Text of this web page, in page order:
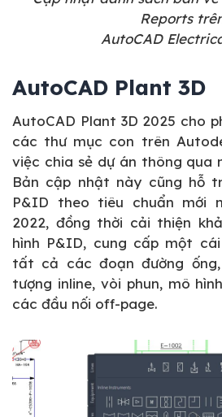
Reports
AutoCAD
AutoCAD Plant 3D
AutoCAD Plant 3D 2025 cho
các thư mục con trên
việc chia sẻ dự án thông qua
Bản cập nhật này cũng hỗ
P&ID theo tiêu chuẩn mới
2022, đồng thời cải thiện
hình P&ID, cung cấp một
tất cả các đoạn đường
tượng inline, vòi phun, mô
các đầu nối off-page.